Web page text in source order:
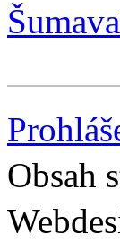
Obsah